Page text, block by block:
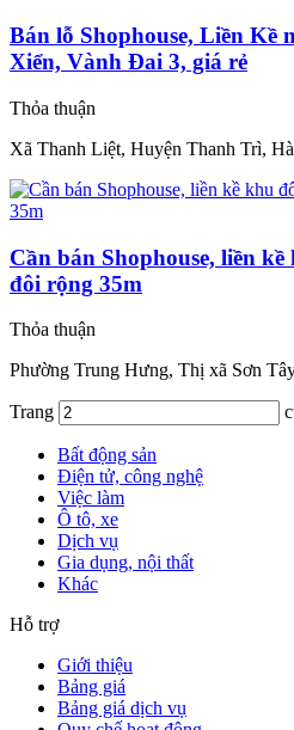
Bán lỗ Shophouse, Liền Kề
Xiển, Vành Đai 3, giá rẻ
Thỏa thuận
Xã Thanh Liệt, Huyện Thanh Trì,
Cần bán Shophouse, liền
đôi rộng 35m
Thỏa thuận
Phường Trung Hưng, Thị xã Sơn
Trang
Bất động sản
Điện tử, công nghệ
Việc làm
Ô tô, xe
Dịch vụ
Gia dụng, nội thất
Khác
Hỗ trợ
Giới thiệu
Bảng giá
Bảng giá dịch vụ